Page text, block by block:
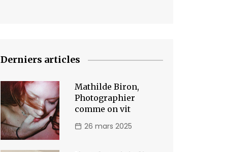
Derniers articles
Mathilde Biron,
Photographier
comme on vit
26 mars 2025